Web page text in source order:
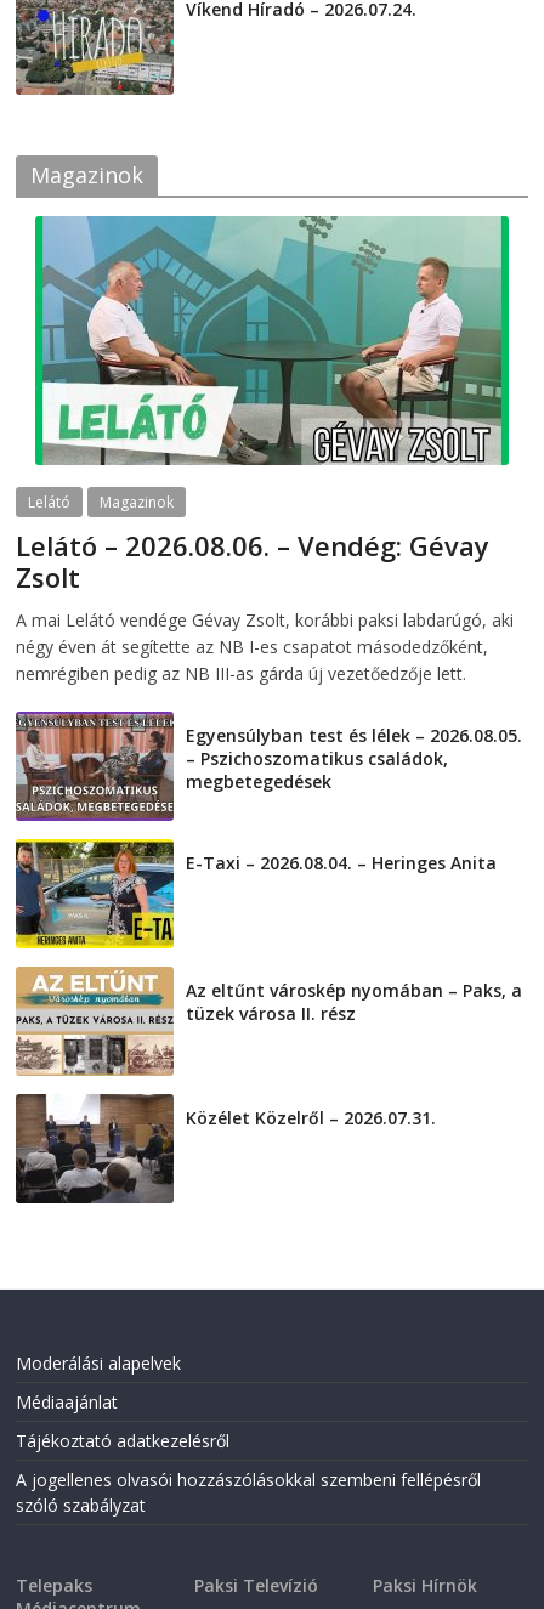
Víkend Híradó – 2026.07.24.
Magazinok
Lelátó Magazinok
Lelátó – 2026.08.06. – Vendég: Gévay
Zsolt
A mai Lelátó vendége Gévay Zsolt, korábbi paksi labdarúgó, aki
négy éven át segítette az NB I-es csapatot másodedzőként,
nemrégiben pedig az NB III-as gárda új vezetőedzője lett.
Egyensúlyban test és lélek – 2026.08.05.
– Pszichoszomatikus családok,
megbetegedések
E-Taxi – 2026.08.04. – Heringes Anita
Az eltűnt városkép nyomában – Paks, a
tüzek városa II. rész
Közélet Közelről – 2026.07.31.
Moderálási alapelvek
Médiaajánlat
Tájékoztató adatkezelésről
A jogellenes olvasói hozzászólásokkal szembeni fellépésről
szóló szabályzat
Telepaks
Paksi Televízió Paksi Hírnök